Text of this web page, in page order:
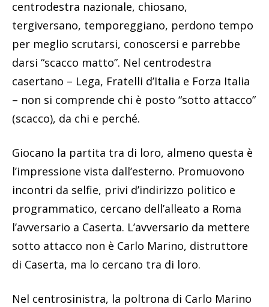
centrodestra nazionale, chiosano,
tergiversano, temporeggiano, perdono tempo
per meglio scrutarsi, conoscersi e parrebbe
darsi “scacco matto”. Nel centrodestra
casertano – Lega, Fratelli d’Italia e Forza Italia
– non si comprende chi è posto “sotto attacco”
(scacco), da chi e perché.
Giocano la partita tra di loro, almeno questa è
l’impressione vista dall’esterno. Promuovono
incontri da selfie, privi d’indirizzo politico e
programmatico, cercano dell’alleato a Roma
l’avversario a Caserta. L’avversario da mettere
sotto attacco non è Carlo Marino, distruttore
di Caserta, ma lo cercano tra di loro.
Nel centrosinistra, la poltrona di Carlo Marino